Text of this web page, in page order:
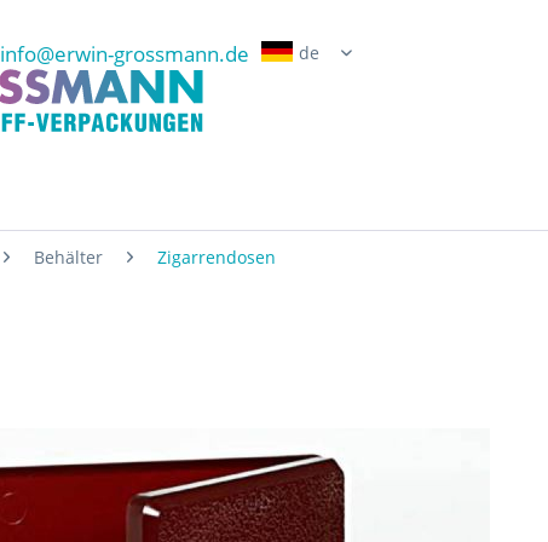
info@erwin-grossmann.de
Behälter Zigarrendosen